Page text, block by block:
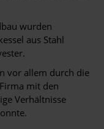
wurden
aus Stahl
vor allem durch die
mit den
Verhältnisse